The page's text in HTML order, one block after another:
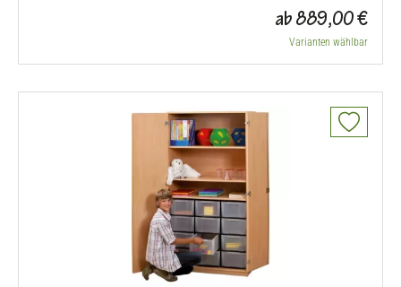
ab 889,00 €
Varianten wählbar